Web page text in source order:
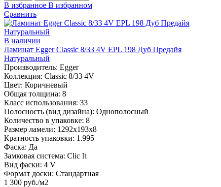
В избранное В избранном
Сравнить
В наличии
Ламинат Egger Classic 8/33 4V EPL 198 Дуб Предайя
Натуральный
Производитель: Egger
Коллекция: Classic 8/33 4V
Цвет: Коричневый
Общая толщина: 8
Класс использования: 33
Полосность (вид дизайна): Однополосный
Количество в упаковке: 8
Размер ламели: 1292х193х8
Кратность упаковки: 1.995
Фаска: Да
Замковая система: Clic It
Вид фаски: 4 V
Формат доски: Стандартная
1 300 руб./м2